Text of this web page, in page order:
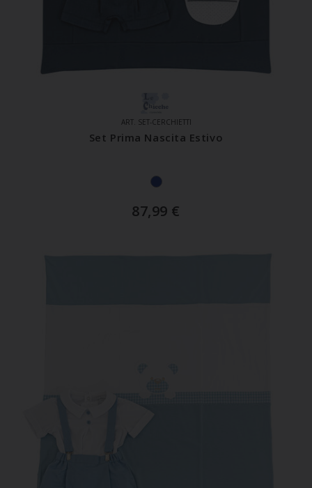
ART. SET-CERCHIETTI
Set Prima Nascita Estivo
87,99 €